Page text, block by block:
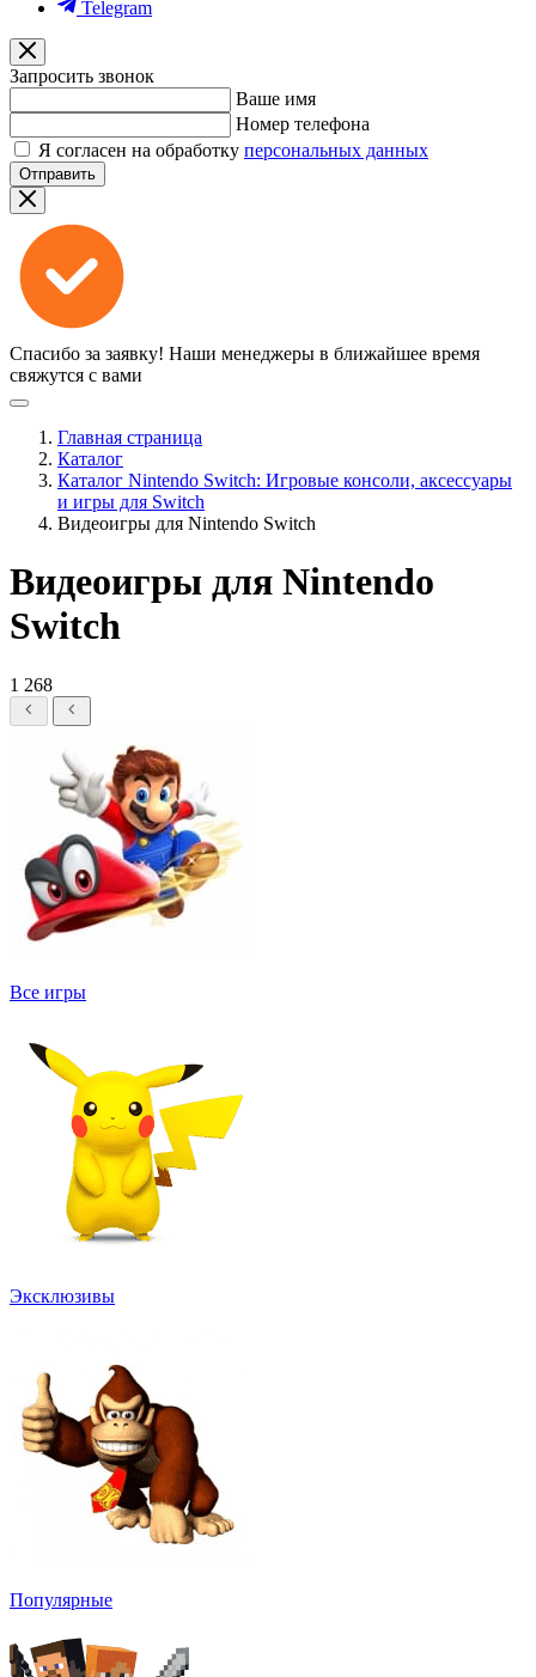
Telegram
Запросить звонок
Ваше имя
Номер телефона
Я согласен на обработку персональных данных
Отправить
Спасибо за заявку! Наши менеджеры в ближайшее время
свяжутся с вами
Главная страница
Каталог
Каталог Nintendo Switch: Игровые консоли, аксессуары
и игры для Switch
Видеоигры для Nintendo Switch
Видеоигры для Nintendo
Switch
1 268
Все игры
Эксклюзивы
Популярные